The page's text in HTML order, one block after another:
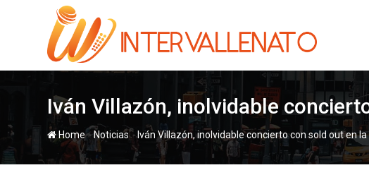
Iván Villazón, inolvidable
Home-Noticias-Iván Villazón, inolvidable concierto con sold out en